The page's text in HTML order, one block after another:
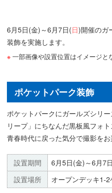
6月5日(金)～6月7日(日)開催のガ
装飾を実施します。
一部画像や設置位置はイメージと
ポケットパーク装飾
ポケットパークにガールズシリ
リープ」にちなんだ黒板風フォト
青春時代に戻った気分で撮影をお
設置期間 6月5日(金)～6月7
設置場所
オープンデッキ1-